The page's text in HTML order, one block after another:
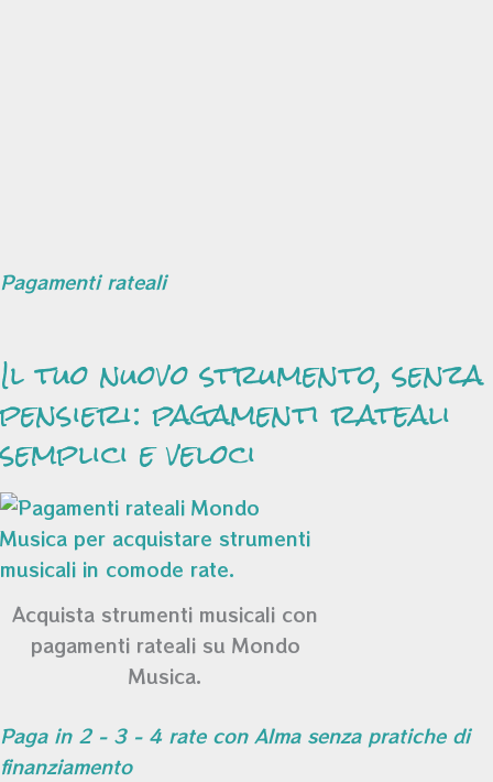
Pagamenti rateali
Il tuo nuovo strumento, senza
pensieri: pagamenti rateali
semplici e veloci
Acquista strumenti musicali con
pagamenti rateali su Mondo
Musica.
Paga in 2 - 3 - 4 rate con Alma senza pratiche di
finanziamento